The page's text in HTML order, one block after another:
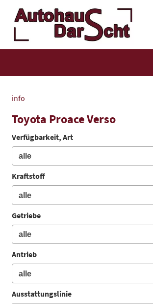
info
Toyota Proace Verso
Verfügbarkeit, Art
Kraftstoff
Getriebe
Antrieb
Ausstattungslinie